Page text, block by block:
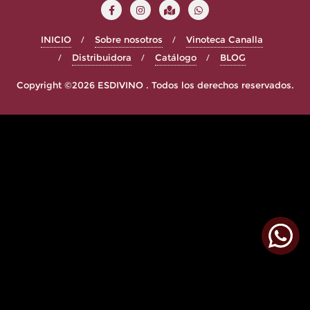
INICIO Sobre nosotros
Vinoteca Canalla
Distribuidora
Catálogo BLOG
Copyright ©2026 ESDIVINO . Todos los derechos reservados.